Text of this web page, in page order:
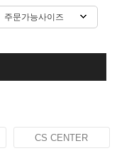
주문가능사이즈
CS CENTER